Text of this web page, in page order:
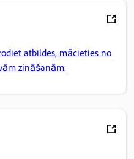
atbildes, mācieties no
zināšanām.